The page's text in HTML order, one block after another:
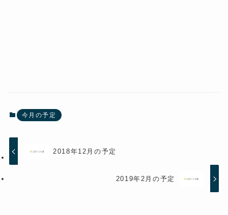
今月の予定
2018年12月の予定
2019年2月の予定